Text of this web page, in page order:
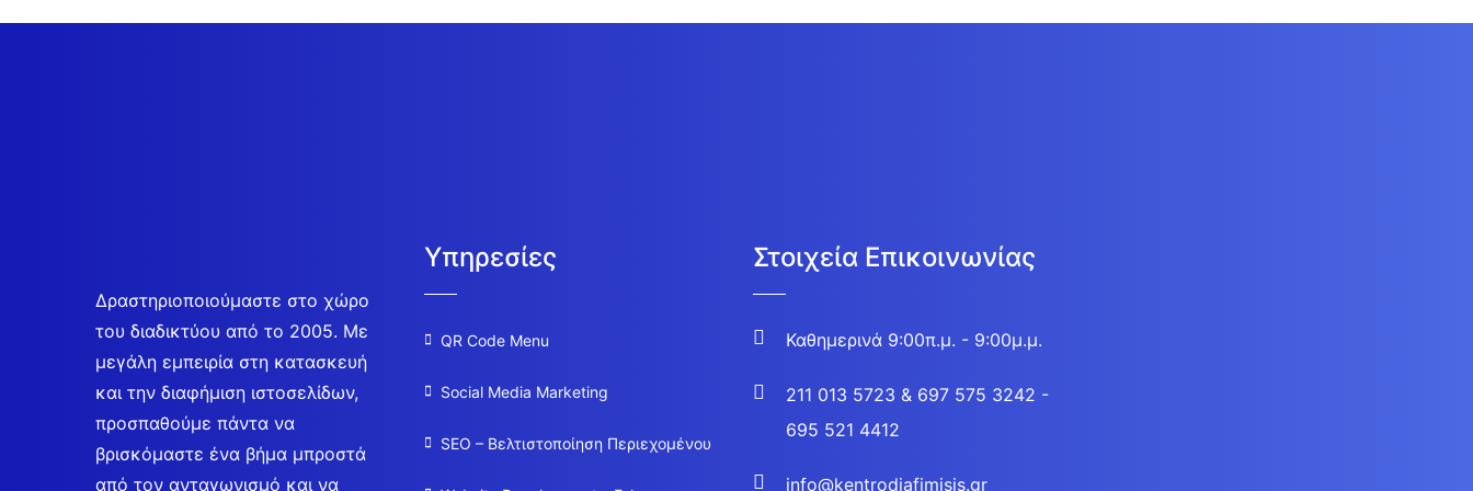
Δραστηριοποιούμαστε στο χώρο
του διαδικτύου από το 2005. Με
μεγάλη εμπειρία στη κατασκευή
και την διαφήμιση ιστοσελίδων,
προσπαθούμε πάντα να
βρισκόμαστε ένα βήμα μπροστά
από τον ανταγωνισμό και να
Υπηρεσίες
QR Code Menu
Social Media Marketing
SEO – Βελτιστοποίηση Περιεχομένου
Στοιχεία Επικοινωνίας
Καθημερινά 9:00π.μ. - 9:00μ.μ.
211 013 5723 & 697 575 3242 -
695 521 4412
info@kentrodiafimisis.gr